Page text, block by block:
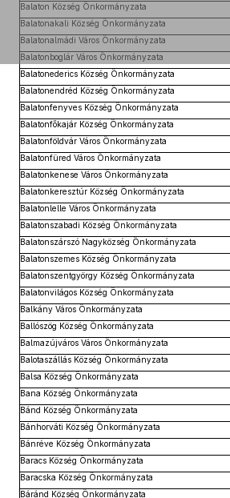
Balaton Község Önkormányzata
Balatonakali Község Önkormányzata
Balatonalmádi Város Önkormányzata
Balatonboglár Város Önkormányzata
Balatonederics Község Önkormányzata
Balatonendréd Község Önkormányzata
Balatonfenyves Község Önkormányzata
Balatonfőkajár Község Önkormányzata
Balatonföldvár Város Önkormányzata
Balatonfüred Város Önkormányzata
Balatonkenese Város Önkormányzata
Balatonkeresztúr Község Önkormányzata
Balatonlelle Város Önkormányzata
Balatonszabadi Község Önkormányzata
Balatonszárszó Nagyközség Önkormányzata
Balatonszemes Község Önkormányzata
Balatonszentgyörgy Község Önkormányzata
Balatonvilágos Község Önkormányzata
Balkány Város Önkormányzata
Ballószög Község Önkormányzata
Balmazújváros Város Önkormányzata
Balotaszállás Község Önkormányzata
Balsa Község Önkormányzata
Bana Község Önkormányzata
Bánd Község Önkormányzata
Bánhorváti Község Önkormányzata
Bánréve Község Önkormányzata
Baracs Község Önkormányzata
Baracska Község Önkormányzata
Báránd Község Önkormányzata